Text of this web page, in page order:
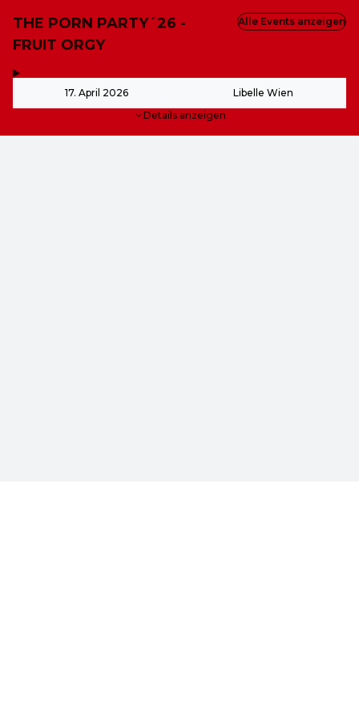
THE PORN PARTY´26 -
FRUIT ORGY
17. April 2026 Libelle Wien
Details anzeigen
Alle Events anzeigen